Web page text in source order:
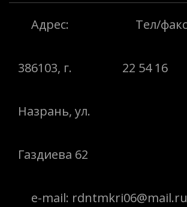
Адрес:
386103, г.
Назрань, ул.
Газдиева 62
Тел/
22 54 16
e-mail: rdntmkri06@mail.ru